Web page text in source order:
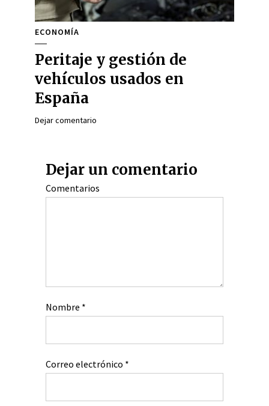
ECONOMÍA
Peritaje y gestión de
vehículos usados en
España
Dejar comentario
Dejar un comentario
Comentarios
Nombre *
Correo electrónico *